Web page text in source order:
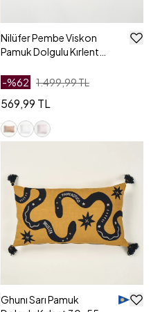
Nilüfer Pembe Viskon
Pamuk Dolgulu Kırlent
-%62 1.499,99 TL
569,99 TL
Ghunı Sarı Pamuk